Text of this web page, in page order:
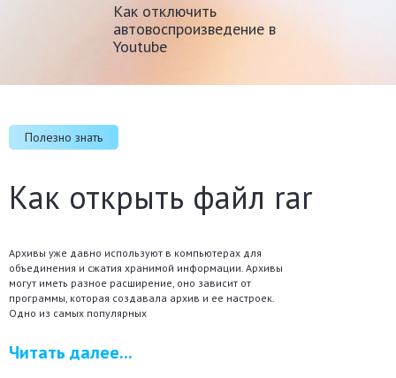
Как отключить
автовоспроизведение в
Youtube
Полезно знать
Как открыть файл rar
Архивы уже давно используют в компьютерах для
объединения и сжатия хранимой информации. Архивы
могут иметь разное расширение, оно зависит от
программы, которая создавала архив и ее настроек.
Одно из самых популярных
Читать далее...